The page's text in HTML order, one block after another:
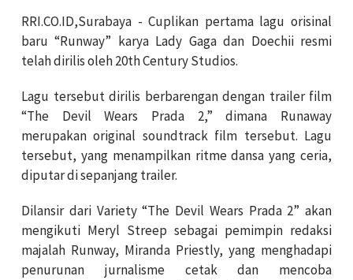
RRI.CO.ID,Surabaya - Cuplikan pertama lagu orisinal
baru “Runway” karya Lady Gaga dan Doechii resmi
telah dirilis oleh 20th Century Studios.
Lagu tersebut dirilis berbarengan dengan trailer film
“The Devil Wears Prada 2,” dimana Runaway
merupakan original soundtrack film tersebut. Lagu
tersebut, yang menampilkan ritme dansa yang ceria,
diputar di sepanjang trailer.
Dilansir dari Variety “The Devil Wears Prada 2” akan
mengikuti Meryl Streep sebagai pemimpin redaksi
majalah Runway, Miranda Priestly, yang menghadapi
penurunan jurnalisme cetak dan mencoba